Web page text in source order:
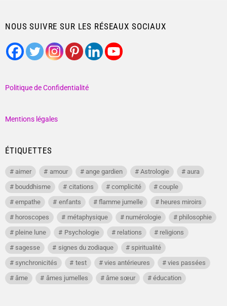
NOUS SUIVRE SUR LES RÉSEAUX SOCIAUX
Politique de Confidentialité
Mentions légales
ÉTIQUETTES
aimer amour ange gardien Astrologie
aura
bouddhisme
citations complicité
couple
empathe
enfants flamme jumelle
heures miroirs
horoscopes
métaphysique numérologie
philosophie
pleine lune
Psychologie relations
religions
sagesse
signes du zodiaque
spiritualité
synchronicités
test vies antérieures
vies passées
âme
âmes jumelles âme sœur éducation